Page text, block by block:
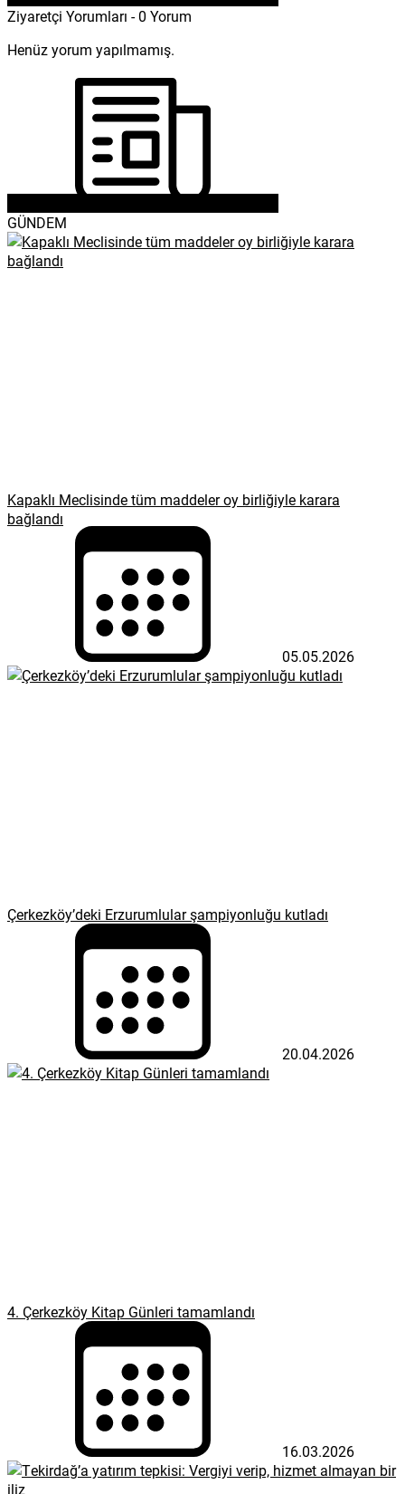
Ziyaretçi Yorumları - 0 Yorum
Henüz yorum yapılmamış.
GÜNDEM
Kapaklı Meclisinde tüm maddeler oy birliğiyle karara
bağlandı
05.05.2026
Çerkezköy’deki Erzurumlular şampiyonluğu kutladı
20.04.2026
4. Çerkezköy Kitap Günleri tamamlandı
16.03.2026